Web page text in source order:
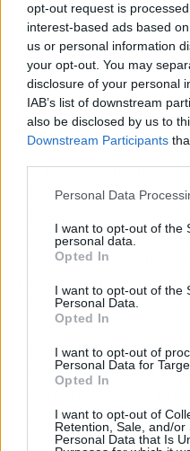
opt-out request is
interest-based ads based
us or personal information
your opt-out. You may
disclosure of your personal
IAB’s list of downstream
also be disclosed by us to
Downstream Participants
Personal Data
I want to opt-out of the
personal data.
Opted In
I want to opt-out of the
Personal Data.
Opted In
I want to opt-out of
Personal Data for
Opted In
I want to opt-out of
Retention, Sale, and/or
Personal Data that Is
mismo color que los
elaborados incluso
zafiro sintético, que
composición
Al ser transparentes
el color natural de la
los más
los dientes muy
adhesión, ya que
zirconio. No son
molestos en las
pequeño tamaño.
En lo que respecta a
éstos comenzaron a
similar al del esmalte
embargo, tienen